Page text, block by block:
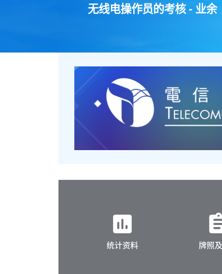
无线电操作员的考核 - 业余
insert_chart
统计资料 牌照